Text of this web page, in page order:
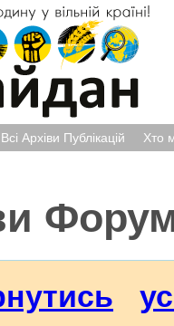
Всі Архіви Публікацій Хто